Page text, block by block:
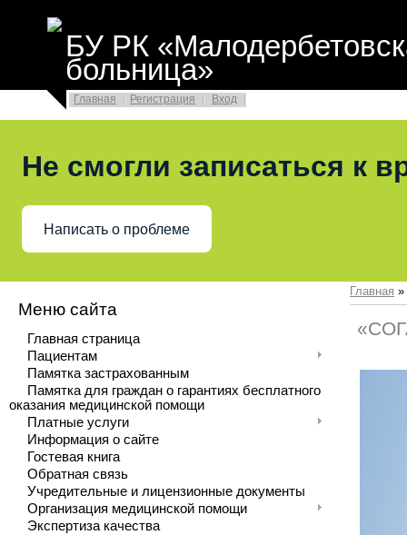
БУ РК
больница»
Главная Регистрация Вход
Не смогли записаться к
Написать о проблеме
Меню сайта
Главная страница
Пациентам
Памятка застрахованным
Памятка для граждан о гарантиях бесплатного
оказания медицинской помощи
Платные услуги
Информация о сайте
Гостевая книга
Обратная связь
Учредительные и лицензионные документы
Организация медицинской помощи
Экспертиза качества
Главная »